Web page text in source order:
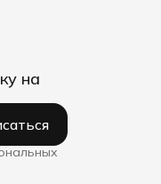
на